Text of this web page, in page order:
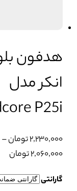
هدفون
انکر مدل
P25i
۲,۲۳۰,۰۰۰تومان–
۲,۰۶۰,۰۰۰تومان
گارانتی